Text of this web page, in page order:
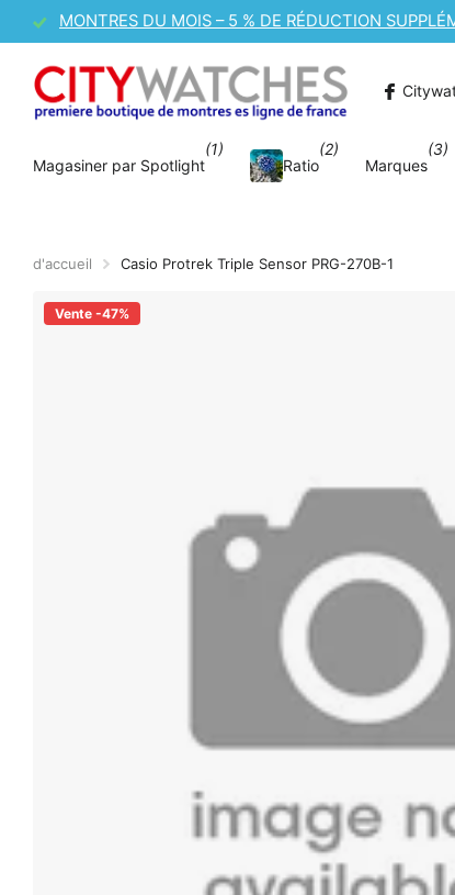
VENTE DE MONTRES CASIO – 10 % DE
Magasiner par Spotlight
(1)
Ratio
(2)
Marques
(3)
d'accueil Casio Protrek Triple Sensor PRG-270B-1
Vente -47%